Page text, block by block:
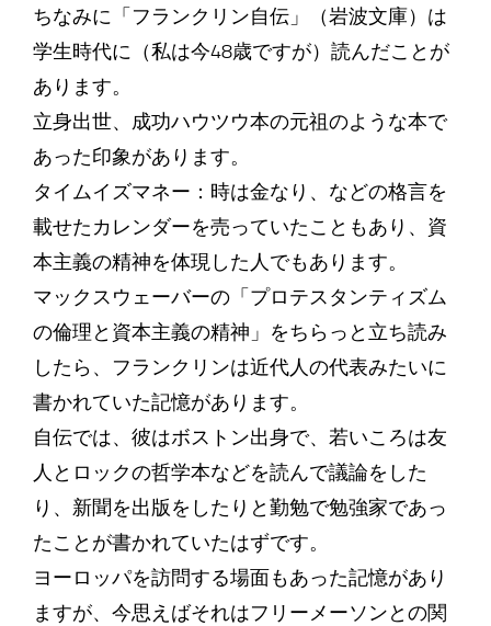
ちなみに「フランクリン自伝」（岩波文庫）は
学生時代に（私は今48歳ですが）読んだことが
あります。
立身出世、成功ハウツウ本の元祖のような本で
あった印象があります。
タイムイズマネー：時は金なり、などの格言を
載せたカレンダーを売っていたこともあり、資
本主義の精神を体現した人でもあります。
マックスウェーバーの「プロテスタンティズム
の倫理と資本主義の精神」をちらっと立ち読み
したら、フランクリンは近代人の代表みたいに
書かれていた記憶があります。
自伝では、彼はボストン出身で、若いころは友
人とロックの哲学本などを読んで議論をした
り、新聞を出版をしたりと勤勉で勉強家であっ
たことが書かれていたはずです。
ヨーロッパを訪問する場面もあった記憶があり
ますが、今思えばそれはフリーメーソンとの関